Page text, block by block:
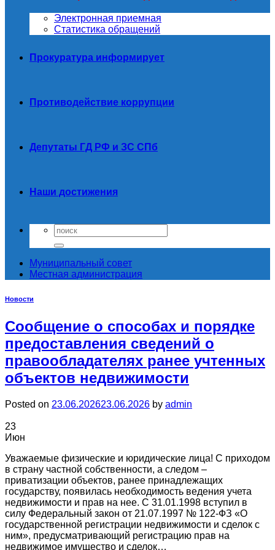
Электронная приемная
Статистика обращений
Прокуратура информирует
Противодействие коррупции
Депутаты ГД РФ и ЗС СПб
Наши достижения
Муниципальный совет
Местная администрация
Новости
Сообщение о способах и порядке
предоставления сведений о
правообладателях ранее учтенных
объектов недвижимости
Posted on 23.06.202623.06.2026 by admin
23
Июн
Уважаемые физические и юридические лица! С приходом
в страну частной собственности, а следом –
приватизации объектов, ранее принадлежащих
государству, появилась необходимость ведения учета
недвижимости и прав на нее. С 31.01.1998 вступил в
силу Федеральный закон от 21.07.1997 № 122-ФЗ «О
государственной регистрации недвижимости и сделок с
ним», предусматривающий регистрацию прав на
недвижимое имущество и сделок…